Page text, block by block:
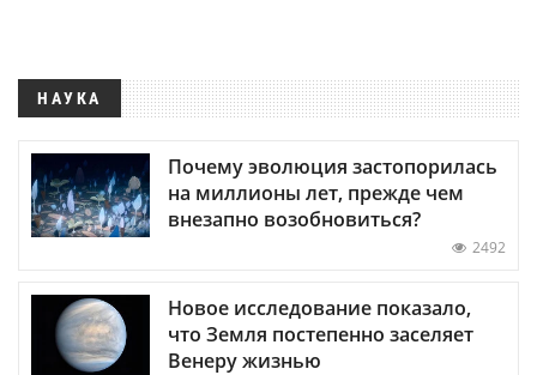
НАУКА
Почему эволюция застопорилась
на миллионы лет, прежде чем
внезапно возобновиться?
2492
Новое исследование показало,
что Земля постепенно заселяет
Венеру жизнью